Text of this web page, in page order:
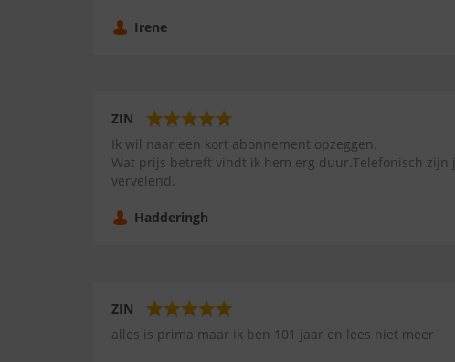
Irene
ZIN
Ik wil naar een kort abonnement opzeggen.
Wat prijs betreft vindt ik hem erg duur.Telefonisch zijn
vervelend.
Hadderingh
ZIN
alles is prima maar ik ben 101 jaar en lees niet meer